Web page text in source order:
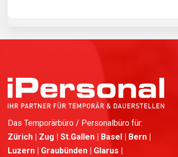
Das Temporärbüro / Personalbüro für:
Zürich | Zug | St.Gallen | Basel | Bern |
Luzern | Graubünden | Glarus |